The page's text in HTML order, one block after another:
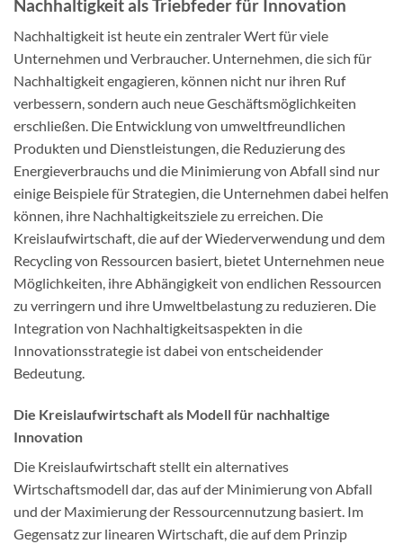
Nachhaltigkeit als Triebfeder für Innovation
Nachhaltigkeit ist heute ein zentraler Wert für viele
Unternehmen und Verbraucher. Unternehmen, die sich für
Nachhaltigkeit engagieren, können nicht nur ihren Ruf
verbessern, sondern auch neue Geschäftsmöglichkeiten
erschließen. Die Entwicklung von umweltfreundlichen
Produkten und Dienstleistungen, die Reduzierung des
Energieverbrauchs und die Minimierung von Abfall sind nur
einige Beispiele für Strategien, die Unternehmen dabei helfen
können, ihre Nachhaltigkeitsziele zu erreichen. Die
Kreislaufwirtschaft, die auf der Wiederverwendung und dem
Recycling von Ressourcen basiert, bietet Unternehmen neue
Möglichkeiten, ihre Abhängigkeit von endlichen Ressourcen
zu verringern und ihre Umweltbelastung zu reduzieren. Die
Integration von Nachhaltigkeitsaspekten in die
Innovationsstrategie ist dabei von entscheidender
Bedeutung.
Die Kreislaufwirtschaft als Modell für nachhaltige
Innovation
Die Kreislaufwirtschaft stellt ein alternatives
Wirtschaftsmodell dar, das auf der Minimierung von Abfall
und der Maximierung der Ressourcennutzung basiert. Im
Gegensatz zur linearen Wirtschaft, die auf dem Prinzip